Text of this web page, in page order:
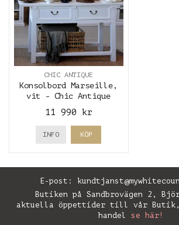
CHIC ANTIQUE
Konsolbord Marseille,
vit - Chic Antique
11 990 kr
INFO KÖP
E-post:
Butiken på Sandbrovägen 2,
aktuella öppettider till vår Butik,
handel se här!